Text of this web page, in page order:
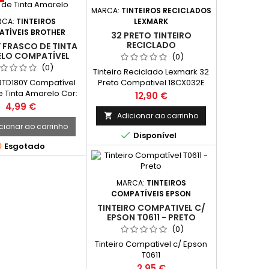
impressões de
profissional com
e textos
1 Amarelo...
TINTEIROS
BROTHER
FRASCO DE TINTA
COMPATÍVEL
(0)
Compatível
Tinta Amarelo Cor:
Rendimento Médio:
Páginas
DCP-
T583DW, DCP-
T780DW
Preço
4,99 €
ao carrinho
Esgotado
MARCA: TINTEIROS RECICLADOS
LEXMARK
32 PRETO TINTEIRO
RECICLADO
(0)
Tinteiro Reciclado Lexmark 32
Preto Compativel 18CX032E
Preço
12,90 €
 Adicionar ao carrinho
 Disponível
MARCA: TINTEIROS
COMPATÍVEIS EPSON
TINTEIRO COMPATIVEL C/
EPSON T0611 - PRETO
(0)
Tinteiro Compativel c/ Epson
T0611